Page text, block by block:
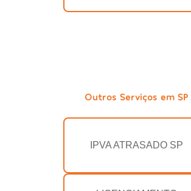
Outros Serviços em SP
IPVA ATRASADO SP